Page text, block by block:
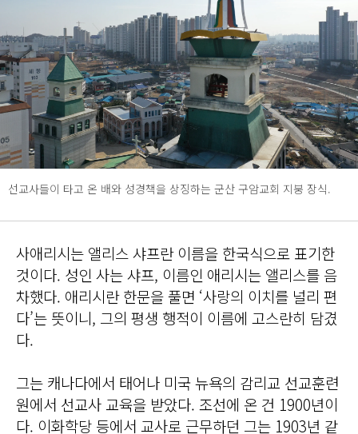
선교사들이 타고 온 배와 성경책을 상징하는 군산 구암교회 지붕 장식.
사애리시는 앨리스 샤프란 이름을 한국식으로 표기한
것이다. 성인 사는 샤프, 이름인 애리시는 앨리스를 음
차했다. 애리시란 한문을 풀면 ‘사랑의 이치를 널리 편
다’는 뜻이니, 그의 평생 행적이 이름에 고스란히 담겼
다.
그는 캐나다에서 태어나 미국 뉴욕의 감리교 선교훈련
원에서 선교사 교육을 받았다. 조선에 온 건 1900년이
다. 이화학당 등에서 교사로 근무하던 그는 1903년 같